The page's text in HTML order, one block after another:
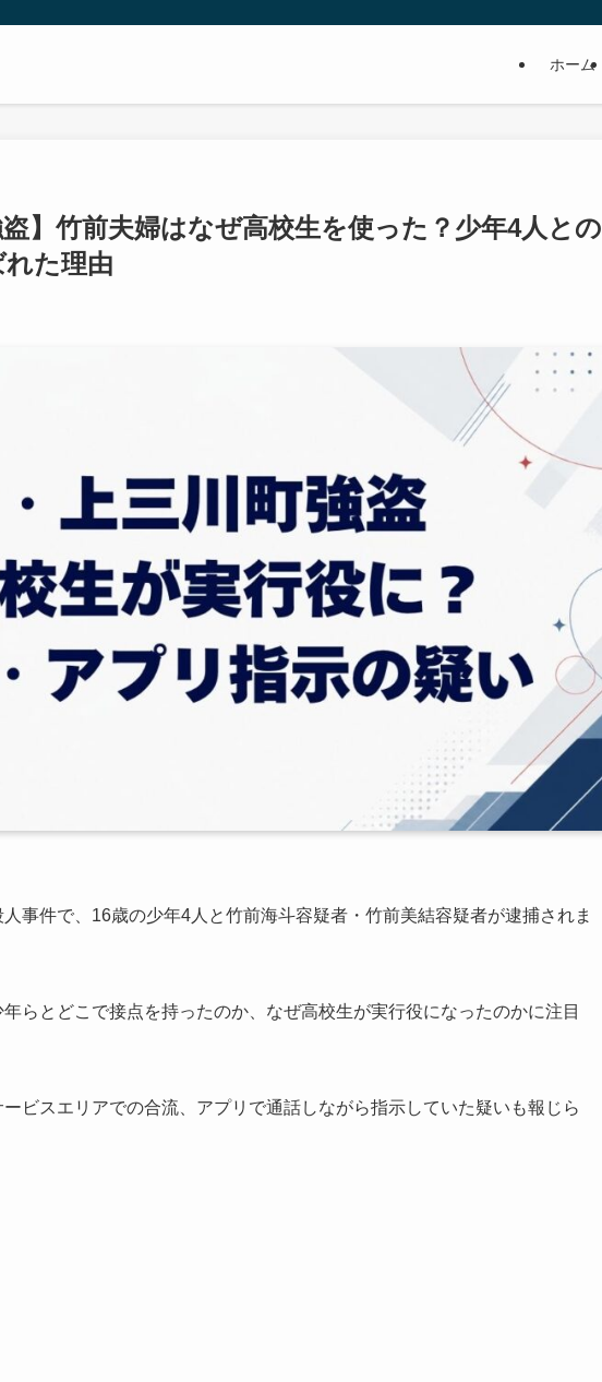
ホーム
盗】竹前夫婦はなぜ高校生を使った？少年4人との
た理由
事件で、16歳の少年4人と竹前海斗容疑者・竹前美結容疑者が逮捕されま
らとどこで接点を持ったのか、なぜ高校生が実行役になったのかに注目
ビスエリアでの合流、アプリで通話しながら指示していた疑いも報じら